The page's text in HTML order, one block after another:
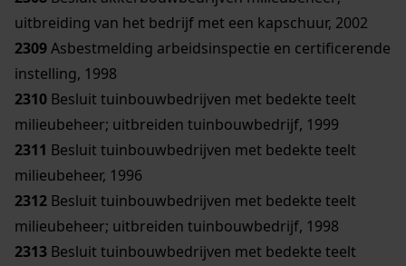
uitbreiding van het bedrijf met een kapschuur, 2002
2309Asbestmelding arbeidsinspectie en certificerende
instelling, 1998
2310 Besluit tuinbouwbedrijven met bedekte teelt
milieubeheer; uitbreiden tuinbouwbedrijf, 1999
2311 Besluit tuinbouwbedrijven met bedekte teelt
milieubeheer, 1996
2312 Besluit tuinbouwbedrijven met bedekte teelt
milieubeheer; uitbreiden tuinbouwbedrijf, 1998
2313 Besluit tuinbouwbedrijven met bedekte teelt